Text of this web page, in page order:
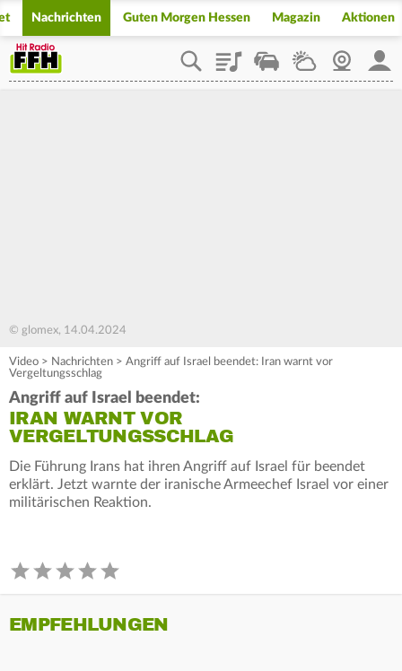
Nachrichten Guten Morgen Hessen Magazin Aktionen
PlaylistStaupilotWetterWebcam
© glomex, 14.04.2024
Video > Nachrichten > Angriff auf Israel beendet: Iran warnt vor
Vergeltungsschlag
Angriff auf Israel beendet:
IRAN WARNT VOR
VERGELTUNGSSCHLAG
Die Führung Irans hat ihren Angriff auf Israel für beendet
erklärt. Jetzt warnte der iranische Armeechef Israel vor einer
militärischen Reaktion.
EMPFEHLUNGEN